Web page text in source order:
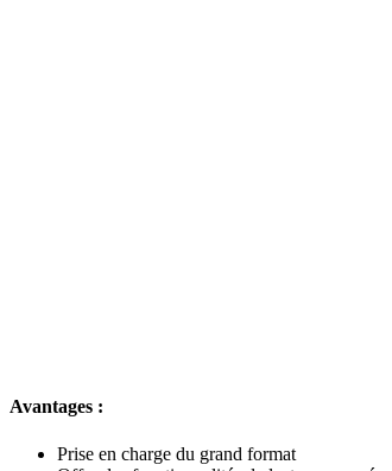
Avantages :
Prise en charge du grand format